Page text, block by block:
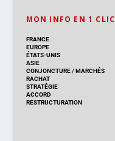
MON INFO EN 1 CLIC
FRANCE
EUROPE
ÉTATS-UNIS
ASIE
CONJONCTURE/MARCHÉS
RACHAT
STRATÉGIE
ACCORD
RESTRUCTURATION